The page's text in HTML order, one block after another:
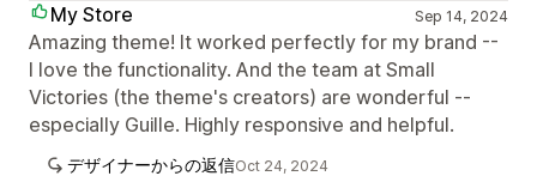
My Store Sep 14, 2024
Amazing theme! It worked perfectly for my brand --
I love the functionality. And the team at Small
Victories (the theme's creators) are wonderful --
especially Guille. Highly responsive and helpful.
デザイナーからの返信Oct 24, 2024